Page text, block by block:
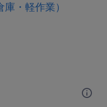
・軽作業）